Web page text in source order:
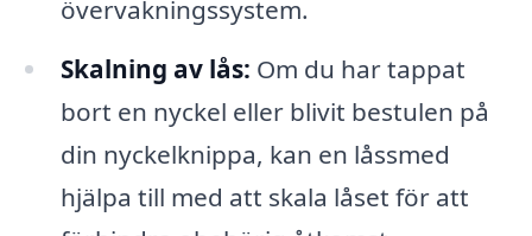
övervakningssystem.
Skalning av lås: Om du har tappat
bort en nyckel eller blivit bestulen på
din nyckelknippa, kan en låssmed
hjälpa till med att skala låset för att